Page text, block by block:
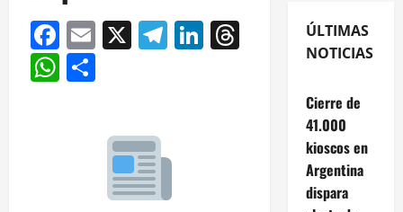
Facebook
Email
X Telegram
LinkedIn
Threads
WhatsApp
ÚLTIMAS
NOTICIAS
Cierre de
41.000
kioscos en
Argentina
dispara